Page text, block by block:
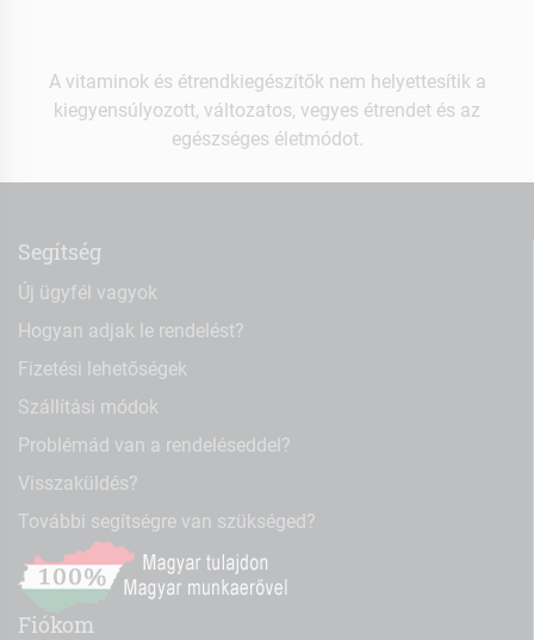
A vitaminok és étrendkiegészítők nem helyettesítik a
kiegyensúlyozott, változatos, vegyes étrendet és az
egészséges életmódot.
Segítség
Új ügyfél vagyok
Hogyan adjak le rendelést?
Fizetési lehetőségek
Szállítási módok
Problémád van a rendeléseddel?
Visszaküldés?
További segítségre van szükséged?
Fiókom